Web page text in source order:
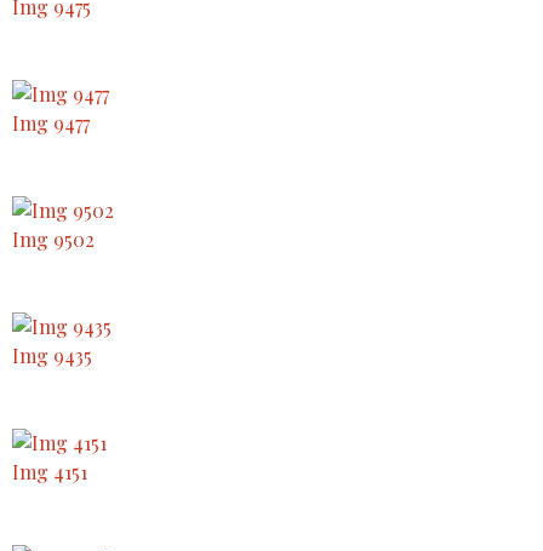
Img 9475
Img 9477
Img 9502
Img 9435
Img 4151